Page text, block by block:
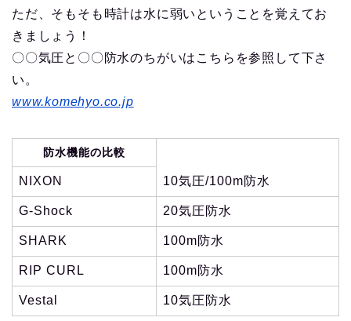
ただ、そもそも時計は水に弱いということを覚えてお
きましょう！
〇〇気圧と〇〇防水のちがいはこちらを参照して下さ
い。
www.komehyo.co.jp
防水機能の比較
NIXON 10気圧/100m防水
G-Shock 20気圧防水
SHARK 100m防水
RIP CURL 100m防水
Vestal 10気圧防水